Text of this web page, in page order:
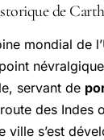
de
mondial de
servant de
des Indes
ville s’est